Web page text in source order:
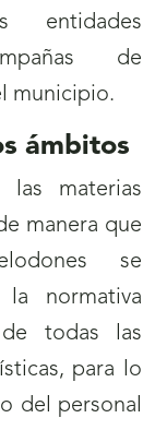
entidades
de
municipio.
ámbitos
materias
manera que
se
normativa
todas las
para lo
del personal